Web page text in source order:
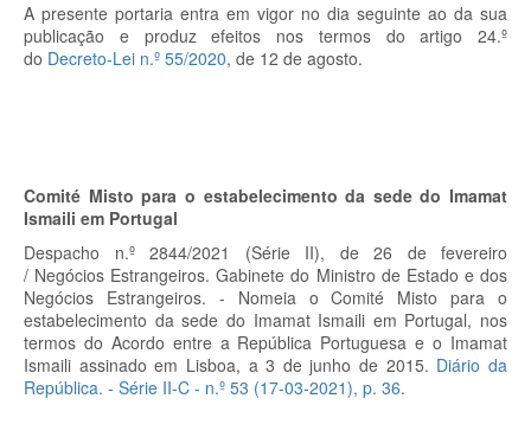
A presente portaria entra em vigor no dia seguinte ao da sua
publicação e produz efeitos nos termos do artigo 24.º
do Decreto-Lei n.º 55/2020, de 12 de agosto.
Comité Misto para o estabelecimento da sede do Imamat
Ismaili em Portugal
Despacho n.º 2844/2021 (Série II), de 26 de fevereiro
/ Negócios Estrangeiros. Gabinete do Ministro de Estado e dos
Negócios Estrangeiros. - Nomeia o Comité Misto para o
estabelecimento da sede do Imamat Ismaili em Portugal, nos
termos do Acordo entre a República Portuguesa e o Imamat
Ismaili assinado em Lisboa, a 3 de junho de 2015. Diário da
República. - Série II-C - n.º 53 (17-03-2021), p. 36.